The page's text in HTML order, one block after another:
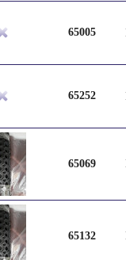
65005
65252
65069
65132